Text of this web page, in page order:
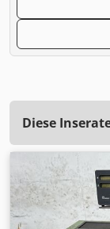
Diese